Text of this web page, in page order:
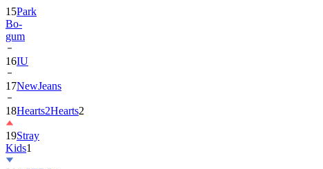
15Park
Bo-
gum
16IU
17NewJeans
18Hearts2Hearts2
19Stray
Kids1